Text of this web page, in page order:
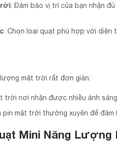
: Đảm bảo vị trí của bạn nhận
: Chọn loại quạt phù hợp với diện
mặt trời rất đơn giản:
trời nơi nhận được nhiều ánh
pin mặt trời thường xuyên để đảm
Mini Năng Lượng